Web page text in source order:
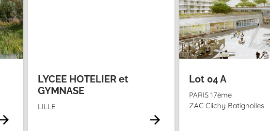
LYCEE HOTELIER et
GYMNASE
LILLE
Lot 04 A
PARIS 17ème
ZAC Clichy Batignolles